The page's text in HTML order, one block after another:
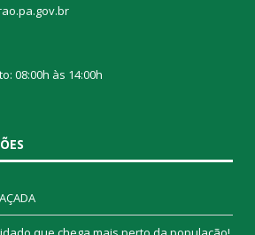
08:00h às 14:00h